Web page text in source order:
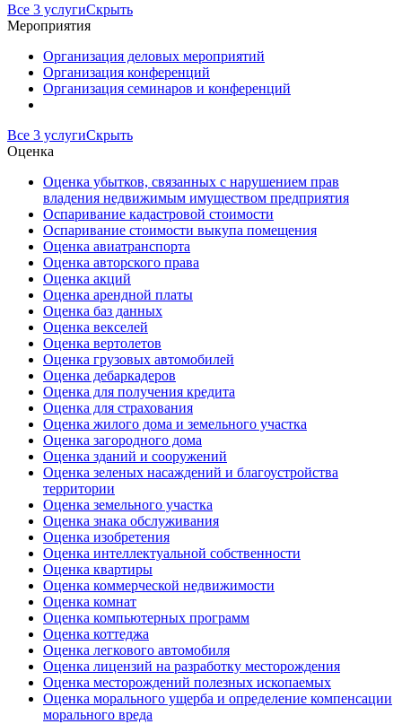
Все 3 услугиСкрыть
Мероприятия
Организация деловых мероприятий
Организация конференций
Организация семинаров и конференций
Все 3 услугиСкрыть
Оценка
Оценка убытков, связанных с нарушением прав
владения недвижимым имуществом предприятия
Оспаривание кадастровой стоимости
Оспаривание стоимости выкупа помещения
Оценка авиатранспорта
Оценка авторского права
Оценка акций
Оценка арендной платы
Оценка баз данных
Оценка векселей
Оценка вертолетов
Оценка грузовых автомобилей
Оценка дебаркадеров
Оценка для получения кредита
Оценка для страхования
Оценка жилого дома и земельного участка
Оценка загородного дома
Оценка зданий и сооружений
Оценка зеленых насаждений и благоустройства
территории
Оценка земельного участка
Оценка знака обслуживания
Оценка изобретения
Оценка интеллектуальной собственности
Оценка квартиры
Оценка коммерческой недвижимости
Оценка комнат
Оценка компьютерных программ
Оценка коттеджа
Оценка легкового автомобиля
Оценка лицензий на разработку месторождения
Оценка месторождений полезных ископаемых
Оценка морального ущерба и определение компенсации
морального вреда